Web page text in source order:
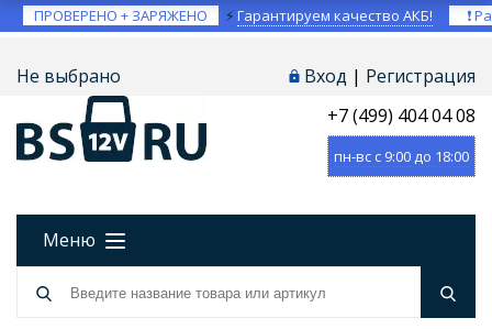
ПРОВЕРЕНО + ЗАРЯЖЕНО ⚡Гарантируем качество АКБ! ❗
Не выбрано Вход | Регистрация
+7 (499) 404 04 08
пн-вс с 9:00 до 18:00
Меню